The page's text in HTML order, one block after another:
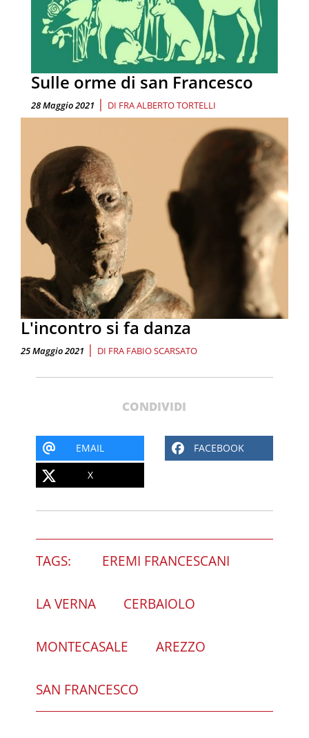
Sulle orme di san Francesco
28 Maggio 2021 | DI FRA ALBERTO TORTELLI
L'incontro si fa danza
25 Maggio 2021 | DI FRA FABIO SCARSATO
CONDIVIDI
EMAIL FACEBOOK
X
TAGS: EREMI FRANCESCANI
LA VERNA CERBAIOLO
MONTECASALE AREZZO
SAN FRANCESCO